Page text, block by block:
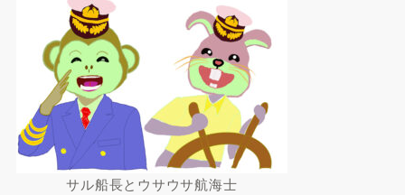
サル船長とウサウサ航海士